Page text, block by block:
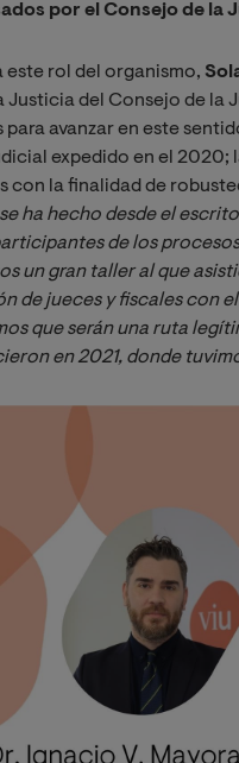
por el Consejo de la
este rol del organismo,
Justicia del Consejo de la
para avanzar en este
expedido en el 2020;
con la finalidad de
ha hecho desde el
de los
un gran taller al que
de jueces y fiscales con
que serán una ruta
en 2021, donde